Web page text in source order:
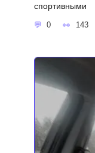
спортивными
0 143